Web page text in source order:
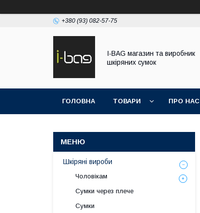
+380 (93) 082-57-75
I-BAG магазин та виробник
шкіряних сумок
ГОЛОВНА ТОВАРИ ПРО НАС
Шкіряні вироби
Чоловікам
Сумки через плече
Сумки